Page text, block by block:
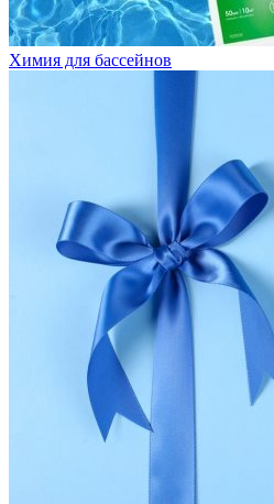
Химия для бассейнов